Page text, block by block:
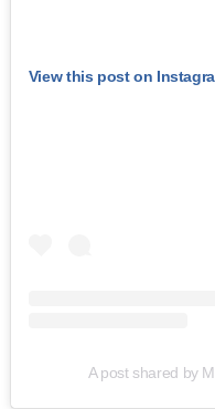
View this post on
A post shared by